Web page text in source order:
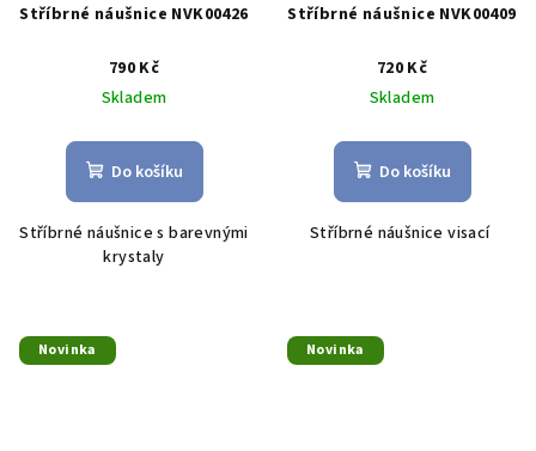
Stříbrné náušnice NVK00426
790 Kč
Skladem
Do košíku
Stříbrné náušnice s barevnými
krystaly
Stříbrné náušnice NVK00409
720 Kč
Skladem
Do košíku
Stříbrné náušnice visací
Novinka Novinka